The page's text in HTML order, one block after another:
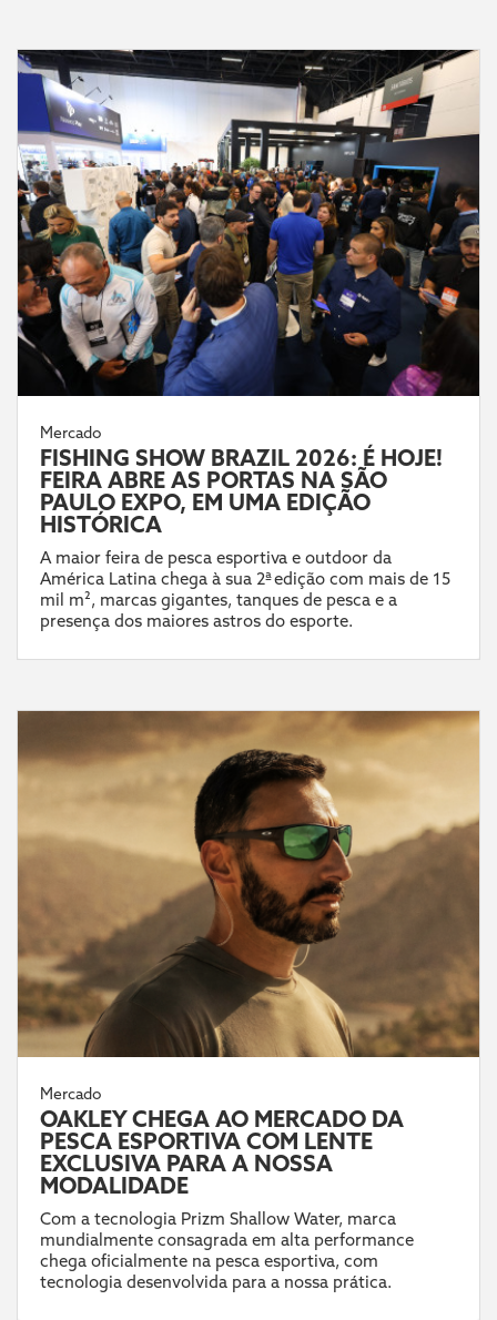
Mercado
FISHING SHOW BRAZIL 2026: É HOJE!
FEIRA ABRE AS PORTAS NA SÃO
PAULO EXPO, EM UMA EDIÇÃO
HISTÓRICA
A maior feira de pesca esportiva e outdoor da
América Latina chega à sua 2ª edição com mais de 15
mil m², marcas gigantes, tanques de pesca e a
presença dos maiores astros do esporte.
Mercado
OAKLEY CHEGA AO MERCADO DA
PESCA ESPORTIVA COM LENTE
EXCLUSIVA PARA A NOSSA
MODALIDADE
Com a tecnologia Prizm Shallow Water, marca
mundialmente consagrada em alta performance
chega oficialmente na pesca esportiva, com
tecnologia desenvolvida para a nossa prática.